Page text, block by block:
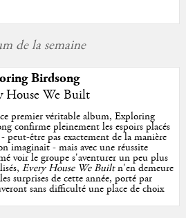
de la semaine
Birdsong
House We Built
premier véritable album, Exploring
confirme pleinement les espoirs placés
peut-être pas exactement de la manière
imaginait - mais avec une réussite
voir le groupe s'aventurer un peu plus
Every House We Builtn'en demeure
surprises de cette année, porté par
sans difficulté une place de choix